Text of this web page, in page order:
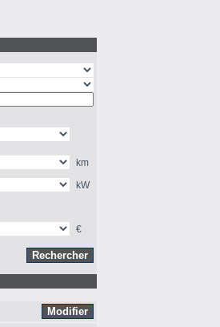
km
kW
€